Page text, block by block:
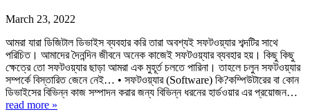
March 23, 2022
আমরা যারা ডিজিটাল ডিভাইস ব্যবহার করি তারা অবশ্যই সফটওয়্যার শব্দটির সাথে
পরিচিত। আমাদের দৈনন্দিন জীবনে অনেক কাজেই সফটওয়্যার ব্যবহার হয়। কিছু কিছু
ক্ষেত্রে তো সফটওয়্যার ছাড়া আমরা এক মুহূর্ত চলতে পারিনা। তাহলে চলুন সফটওয়্যার
সম্পর্কে বিস্তারিত জেনে নেই… • সফটওয়্যার (Software) কি?কম্পিউটারের বা কোন
ডিভাইসের বিভিন্ন কাজ সম্পাদন করার জন্য বিভিন্ন ধরনের হার্ডওয়ার এর প্রয়োজন…
read more »